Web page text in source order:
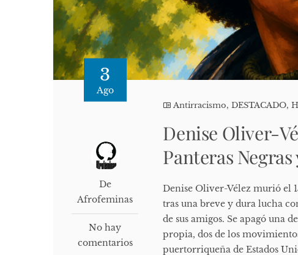
3
Ago
De
Afrofeminas
No hay
comentarios
Antirracismo,DESTACADO,
Denise Oliver-
Panteras
Denise Oliver-Vélez murió el
tras una breve y dura lucha
de sus amigos. Se apagó una
propia, dos de los
puertorriqueña de Estados